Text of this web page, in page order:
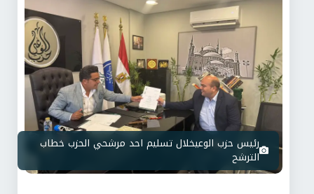
رئيس حزب الوعيخلال تسليم احد مرشحي الحزب خطاب
الترشح